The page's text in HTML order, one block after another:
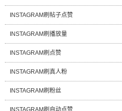
INSTAGRAM刷帖子点赞
INSTAGRAM刷播放量
INSTAGRAM刷点赞
INSTAGRAM刷真人粉
INSTAGRAM刷粉丝
INSTAGRAM刷自动点赞